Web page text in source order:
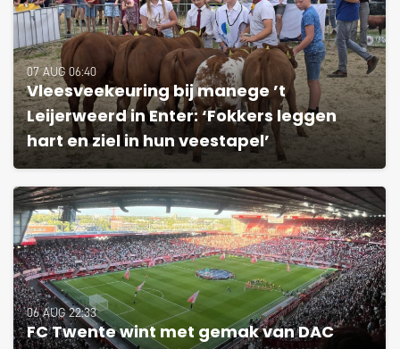
07 AUG 06:40
Vleesveekeuring bij manege ’t
Leijerweerd in Enter: ‘Fokkers leggen
hart en ziel in hun veestapel’
06 AUG 22:33
FC Twente wint met gemak van DAC